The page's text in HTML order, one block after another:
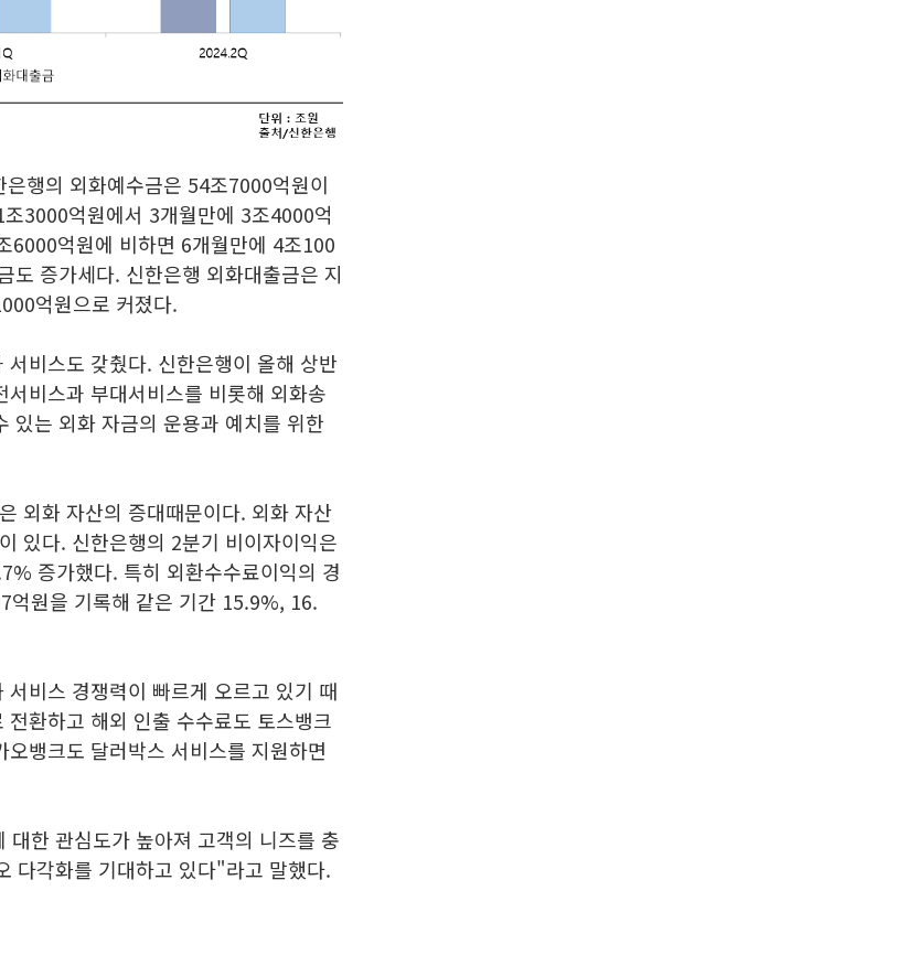
행의 외화예수금은 54조7000억원이
3000억원에서 3개월만에 3조4000억
6000억원에 비하면 6개월만에 4조100
도 증가세다. 신한은행 외화대출금은 지
억원으로 커졌다.
비스도 갖췄다. 신한은행이 올해 상반
비스과 부대서비스를 비롯해 외화송
있는 외화 자금의 운용과 예치를 위한
외화 자산의 증대때문이다. 외화 자산
있다. 신한은행의 2분기 비이자이익은
증가했다. 특히 외환수수료이익의 경
억원을 기록해 같은 기간 15.9%, 16.
비스 경쟁력이 빠르게 오르고 있기 때
환하고 해외 인출 수수료도 토스뱅크
뱅크도 달러박스 서비스를 지원하면
한 관심도가 높아져 고객의 니즈를 충
다각화를 기대하고 있다"라고 말했다.